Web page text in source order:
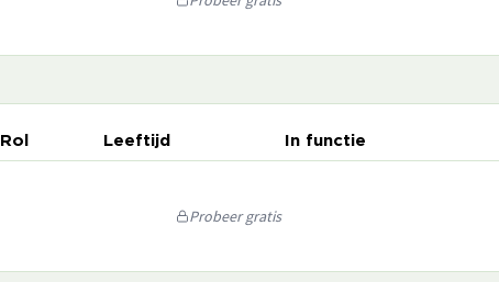
Rol Leeftijd In functie
Probeer gratis